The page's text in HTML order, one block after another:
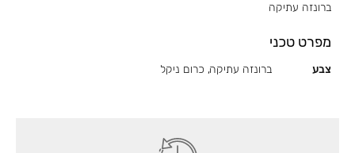
ברונזה עתיקה
מפרט טכני
צבע ברונזה עתיקה, כרום ניקל